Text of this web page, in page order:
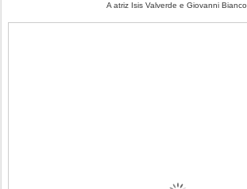
A atriz Isis Valverde e Giovanni Bianco.